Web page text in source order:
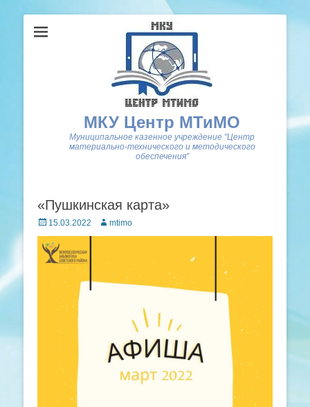
МКУ Центр МТиМО
Муниципальное казенное учреждение "Центр
материально-технического и методического
обеспечения"
«Пушкинская карта»
Posted
on
15.03.2022 Author
mtimo